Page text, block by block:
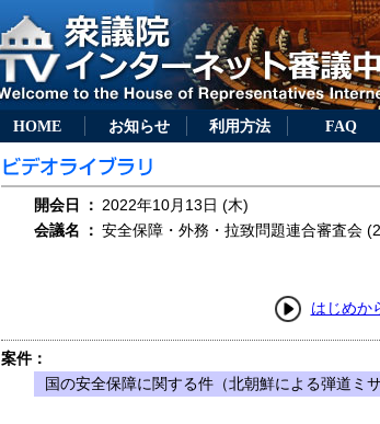
HOME お知らせ 利用方法 FAQ
開会日 ： 2022年10月13日 (木)
会議名
： 安全保障・外務・拉致問題連合審査会
はじめか
案件：
国の安全保障に関する件（北朝鮮による弾道ミ